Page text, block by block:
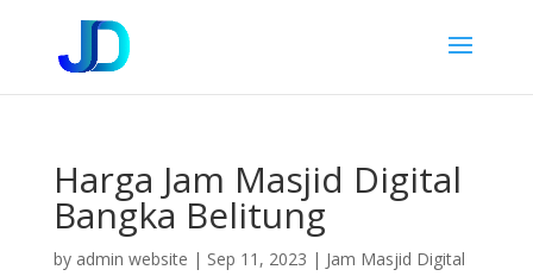
Harga Jam Masjid Digital
Bangka Belitung
by admin website | Sep 11, 2023 | Jam Masjid Digital